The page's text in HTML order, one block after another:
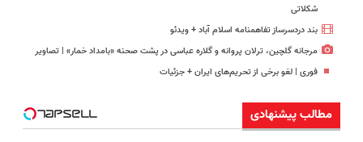
شکلاتی
بند دردسرساز تفاهمنامه اسلام آباد + ویدئو
مرجانه گلچین، ترلان پروانه و گلاره عباسی در پشت صحنه «بامداد خمار» | تصاویر
فوری | لغو برخی از تحریم‌های ایران + جزئیات
مطالب پیشنهادی